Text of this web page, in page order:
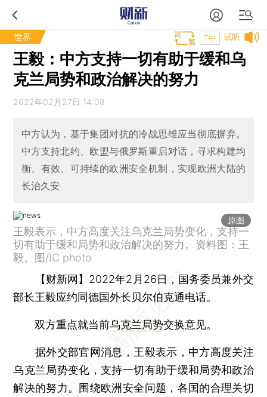
世界 试听
T中
王毅：中方支持一切有助于缓和乌
克兰局势和政治解决的努力
2022年02月27日 14:08
中方认为，基于集团对抗的冷战思维应当彻底摒弃。
中方支持北约、欧盟与俄罗斯重启对话，寻求构建均
衡、有效、可持续的欧洲安全机制，实现欧洲大陆的
长治久安
原图
王毅表示，中方高度关注乌克兰局势变化，支持一
切有助于缓和局势和政治解决的努力。资料图：王
毅。图/IC photo
【财新网】 2022年2月26日，国务委员兼外交
部长王毅应约同德国外长贝尔伯克通电话。
双方重点就当前乌克兰局势交换意见。
据外交部官网消息，王毅表示，中方高度关注
乌克兰局势变化，支持一切有助于缓和局势和政治
解决的努力。围绕欧洲安全问题，各国的合理关切